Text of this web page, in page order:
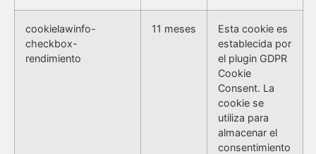
cookielawinfo-
checkbox-
rendimiento
11 meses
Esta cookie es
establecida por
el plugin GDPR
Cookie
Consent. La
cookie se
utiliza para
almacenar el
consentimiento